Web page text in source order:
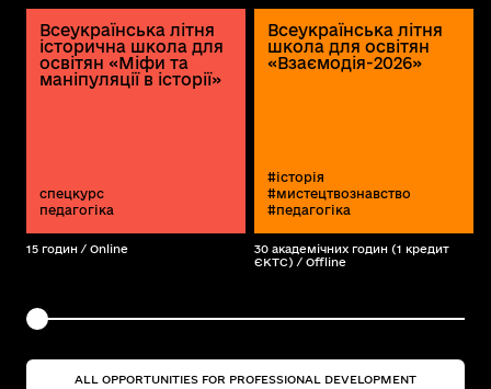
Всеукраїнська літня
історична школа для
освітян «Міфи та
маніпуляції в історії»
спецкурс
педагогіка
15 годин / Online
Всеукраїнська літня
школа для освітян
«Взаємодія-2026»
#історія
#мистецтвознавство
#педагогіка
30 академічних годин (1 кредит
ЄКТС) / Offline
ALL OPPORTUNITIES FOR PROFESSIONAL DEVELOPMENT